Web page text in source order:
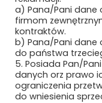
for:
Podążaj
a) Pana/Pani dane
firmom
kontraktów.
b) Pana/Pani dane
do państwa
5. Posiada Pan/
danych orz prawo
ograniczenia
do wniesienia